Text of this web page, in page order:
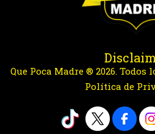
Que Poca Madre ® 2026. Todos
Política de